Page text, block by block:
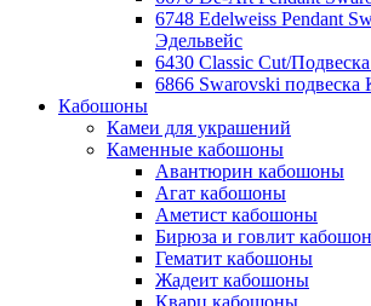
6748 Edelweiss Pendant
Эдельвейс
6430 Classic Cut/
6866 Swarovski подвеска
Кабошоны
Камеи для украшений
Каменные кабошоны
Авантюрин кабошоны
Агат кабошоны
Аметист кабошоны
Бирюза и говлит
Гематит кабошоны
Жадеит кабошоны